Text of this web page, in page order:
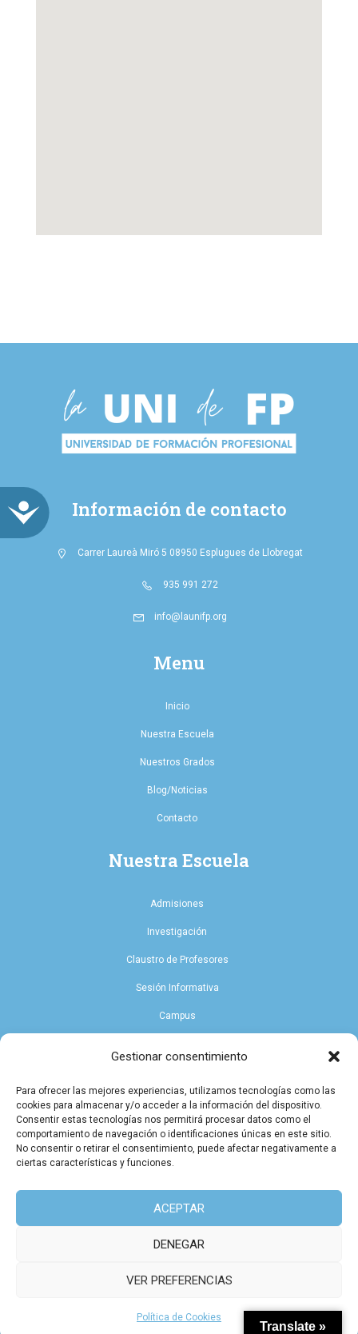
ACCESIBILIDAD
Gestionar consentimiento
Para ofrecer las mejores experiencias, utilizamos tecnologías como las
cookies para almacenar y/o acceder a la información del dispositivo.
Consentir estas tecnologías nos permitirá procesar datos como el
comportamiento de navegación o identificaciones únicas en este sitio.
No consentir o retirar el consentimiento, puede afectar negativamente a
ciertas características y funciones.
ACEPTAR
DENEGAR
VER PREFERENCIAS
Política de Cookies
Información de contacto
Carrer Laureà Miró 5 08950 Esplugues de Llobregat
935 991 272
info@launifp.org
Menu
Inicio
Nuestra Escuela
Nuestros Grados
Blog/Noticias
Contacto
Nuestra Escuela
Admisiones
Investigación
Claustro de Profesores
Sesión Informativa
Campus
PROGRAMA KIT DIGITAL FINANCIADO POR LOS FONDOS NEXT GENERATION
DEL MECANISMO DE RECUPERACIÓN Y RESILIENCIA
La UNI de FP | UNIVERSIDAD DE FORMACIÓN
PROFESIONAL
Política de Privacidad
Política de Cookies
Translate »